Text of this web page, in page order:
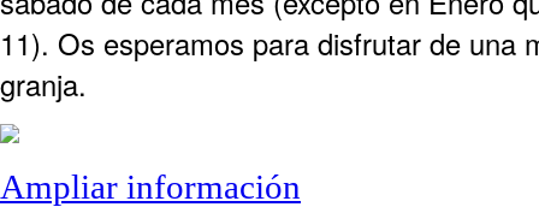
11). Os esperamos para disfrutar de una
granja.
Ampliar información